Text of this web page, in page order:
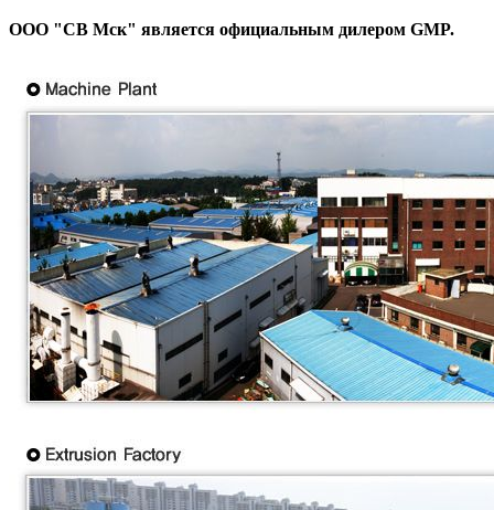
ООО "СВ Мск" является официальным дилером GMP.